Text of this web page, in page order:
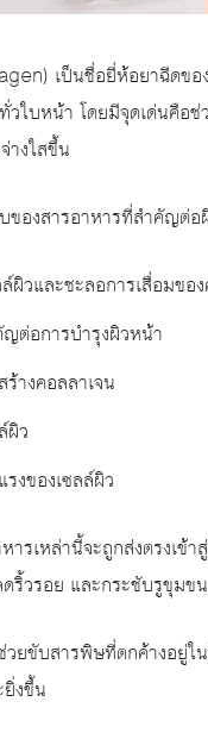
เป็นชื่อยี่ห้อยาฉีดขอ
วใบหน้า โดยมีจุดเด่นคื
างใสขึ้น
ของสารอาหารที่สำคัญต่อ
วและชะลอการเสื่อมขอ
ต่อการบำรุงผิวหน้า
างคอลลาเจน
ผิว
งของเซลล์ผิว
ารเหล่านี้จะถูกส่งตรงเ
ริ้วรอย และกระชับรูขุมขน
วยขับสารพิษที่ตกค้างอยู่
งขึ้น